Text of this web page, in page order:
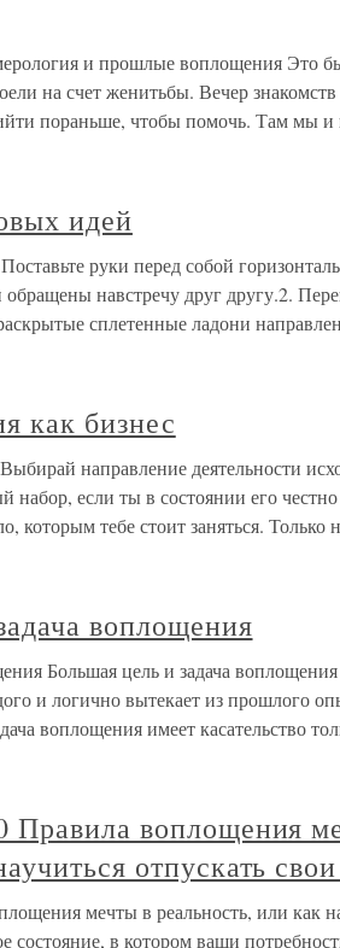
и прошлые воплощения Это
на счет женитьбы. Вечер
пораньше, чтобы помочь. Там мы и
идей
руки перед собой
навстречу друг другу.2.
сплетенные ладони
как бизнес
направление деятельности
если ты в состоянии его
которым тебе стоит заняться. Только
воплощения
Большая цель и задача
и логично вытекает из прошлого
воплощения имеет касательство
Правила воплощения
отпускать
мечты в реальность, или как
состояние, в котором ваши